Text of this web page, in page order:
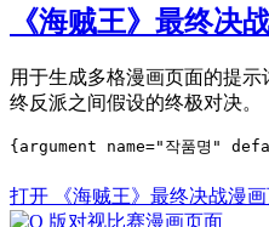
《海贼王》最终决
用于生成多格漫画页面的提
终反派之间假设的终极对决。
{argument name="작품명"
打开 《海贼王》最终决战漫